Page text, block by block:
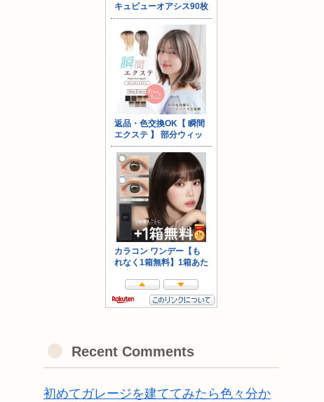
Recent Comments
初めてガレージを建ててみたら色々分か